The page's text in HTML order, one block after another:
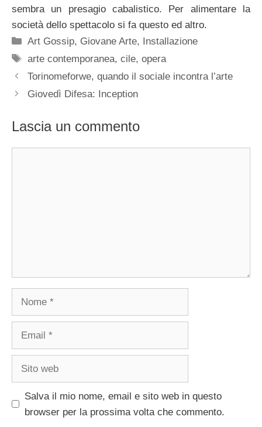
sembra un presagio cabalistico. Per alimentare la
società dello spettacolo si fa questo ed altro.
Categorie
Art Gossip, Giovane Arte, Installazione
Tag
arte contemporanea,cile,opera
Torinomeforwe, quando il sociale incontra l’arte
Giovedì Difesa: Inception
Lascia un commento
Salva il mio nome, email e sito web in questo
browser per la prossima volta che commento.